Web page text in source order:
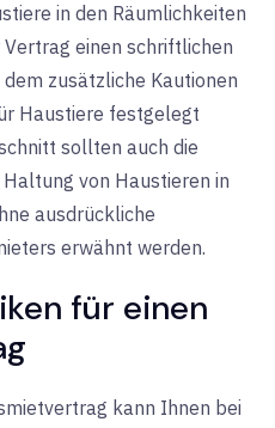
in den Räumlichkeiten
einen schriftlichen
zusätzliche Kautionen
Haustiere festgelegt
sollten auch die
von Haustieren in
ausdrückliche
erwähnt werden.
für einen
kann Ihnen bei